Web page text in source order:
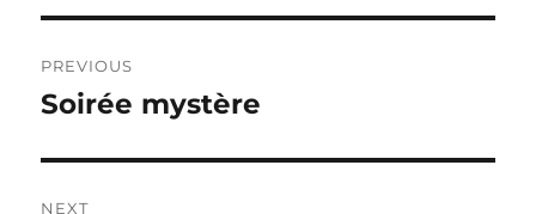
navigation
PREVIOUS
Previous
Soirée mystère
NEXT